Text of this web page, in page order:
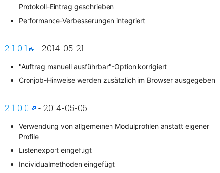
Protokoll-Eintrag geschrieben
Performance-Verbesserungen integriert
2.1.0.1 - 2014-05-21
"Auftrag manuell ausführbar"-Option korrigiert
Cronjob-Hinweise werden zusätzlich im Browser ausgegeben
2.1.0.0 - 2014-05-06
Verwendung von allgemeinen Modulprofilen anstatt eigener
Profile
Listenexport eingefügt
Individualmethoden eingefügt